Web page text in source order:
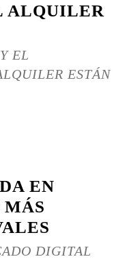
ALQUILER
EL
ESTÁN
EN
DIGITAL